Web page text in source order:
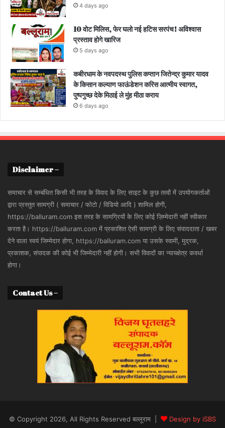
4 days ago
10 वोट मिलिस, फेर घलो नई हटिस सरपंच! अविश्वास
प्रस्ताव होगे खारिज
5 days ago
कबीरधाम के नवपदस्थ पुलिस कप्तान जितेन्द्र कुमार यादव
के किसान कल्याण फाऊंडेशन करिस आत्मीय स्वागत,
पुष्पगुच्छ देके मिठाई ले मुंह मीठा कराय
6 days ago
Disclaimer –
समाचार से सम्बंधित किसी भी तरह के विवाद के लिए साइट के कुछ तत्वों में उपयोगकर्ताओं
द्वारा प्रस्तुत सामग्री ( समाचार / फोटो / विडियो आदि ) शामिल होगी,
https://balluram.com इस तरह के सामग्रियों के लिए कोई ज़िम्मेदारी नहीं स्वीकार
करता है। https://balluram.com में प्रकाशित ऐसी सामग्री के लिए संवाददाता / खबर
देने वाला स्वयं जिम्मेदार होगा, https://balluram.com या उसके स्वामी, मुद्रक,
प्रकाशक, संपादक की कोई भी जिम्मेदारी नहीं होगी। सभी विवादों का न्यायक्षेत्र कवर्धा
होगा।
Contact Us –
© Copyright 2026, All Rights Reserved बल्लूराम | Design by iSBS